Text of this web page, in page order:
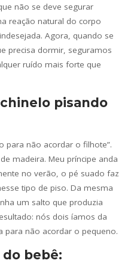
não se deve segurar
reação natural do corpo
Agora, quando se
precisa dormir, seguramos
ruído mais forte que
pisando
para não acordar o filhote”.
madeira. Meu príncipe anda
no verão, o pé suado faz
tipo de piso. Da mesma
um salto que produzia
nós dois íamos da
para não acordar o pequeno.
do bebê: